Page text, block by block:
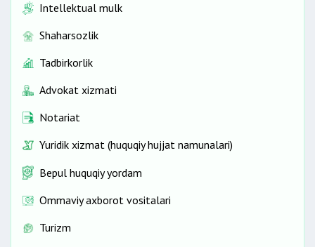
Intellektual mulk
Shaharsozlik
Tadbirkorlik
Advokat xizmati
Notariat
Yuridik xizmat (huquqiy hujjat namunalari)
Bepul huquqiy yordam
Ommaviy axborot vositalari
Turizm